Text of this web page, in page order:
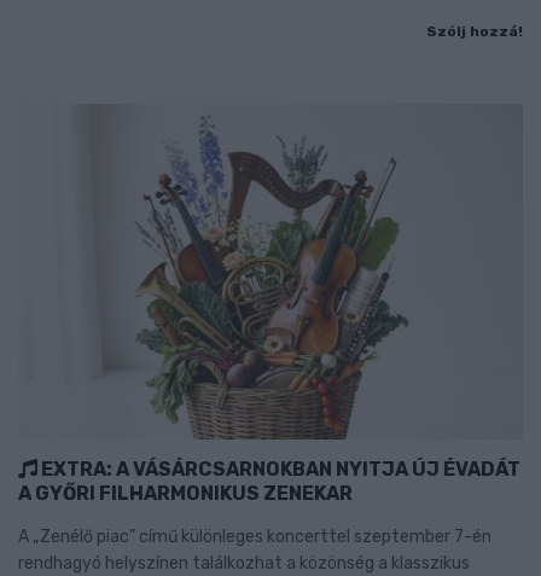
Szólj hozzá!
EXTRA: A VÁSÁRCSARNOKBAN NYITJA ÚJ ÉVADÁT
A GYŐRI FILHARMONIKUS ZENEKAR
A „Zenélő piac” című különleges koncerttel szeptember 7-én
rendhagyó helyszínen találkozhat a közönség a klasszikus